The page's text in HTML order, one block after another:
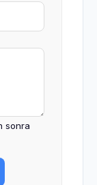
sonra